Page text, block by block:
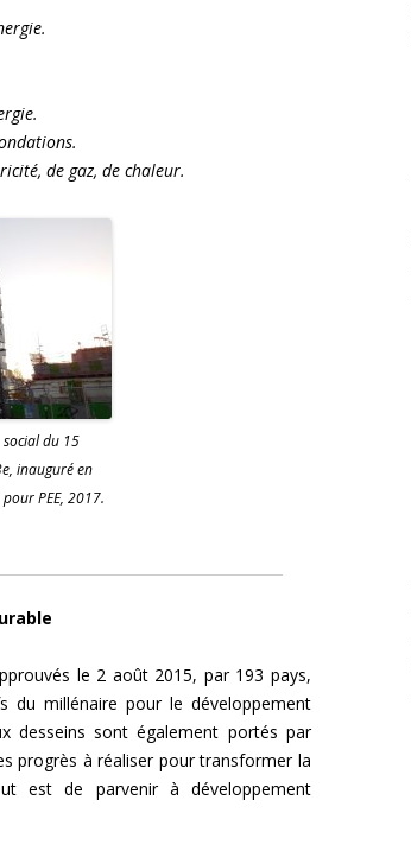
de gaz, de chaleur.
social du 15
inauguré en
PEE, 2017.
le 2 août 2015, par 193 pays,
du millénaire pour le développement
desseins sont également portés par
progrès à réaliser pour transformer la
est de parvenir à développement